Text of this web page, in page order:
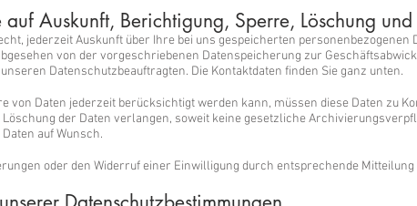
auf Auskunft, Berichtigung, Sperre, Löschung
jederzeit Auskunft über Ihre bei uns gespeicherten
von der vorgeschriebenen Datenspeicherung zur
Datenschutzbeauftragten. Die Kontaktdaten finden Sie ganz unten.
von Daten jederzeit berücksichtigt werden kann, müssen diese Daten zu
Löschung der Daten verlangen, soweit keine gesetzliche
auf Wunsch.
oder den Widerruf einer Einwilligung durch entsprechende